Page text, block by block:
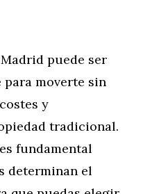
puede ser
moverte sin
y
tradicional.
fundamental
determinan el